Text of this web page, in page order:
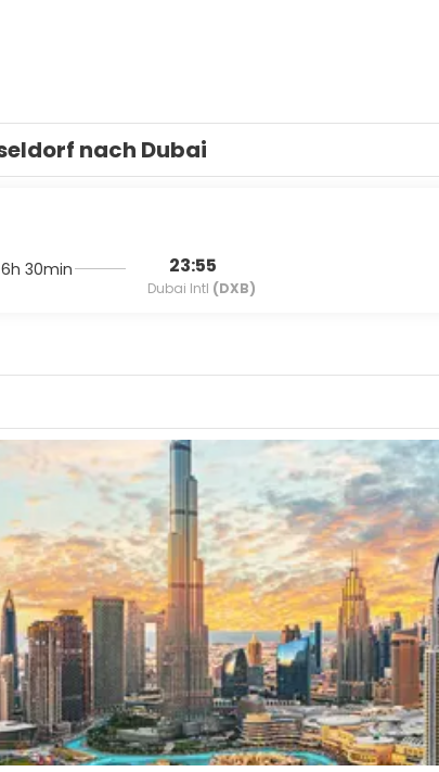
nach Dubai
6h 30min 23:55
Dubai Intl (DXB)